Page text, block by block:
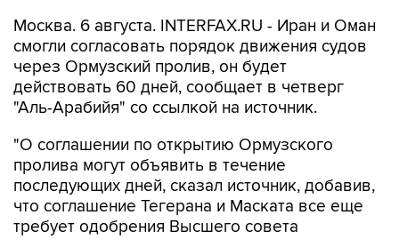
через Ормузский пролив, он будет
действовать 60 дней, сообщает в четверг
"Аль-Арабийя" со ссылкой на источник.
"О соглашении по открытию Ормузского
последующих дней, сказал источник, добавив,
что соглашение Тегерана и Маската все еще
требует одобрения Высшего совета
национальной безопасности Ирана", -
информирует телеканал.